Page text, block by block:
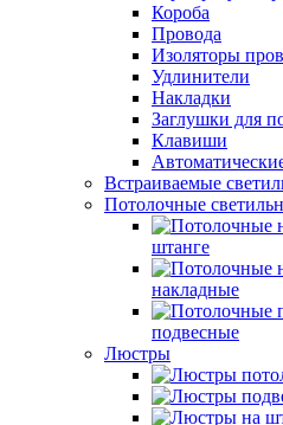
Короба
Провода
Изоляторы
Удлинители
Накладки
Заглушки для
Клавиши
Встраиваемые
Потолочные
штанге
накладные
подвесные
Люстры